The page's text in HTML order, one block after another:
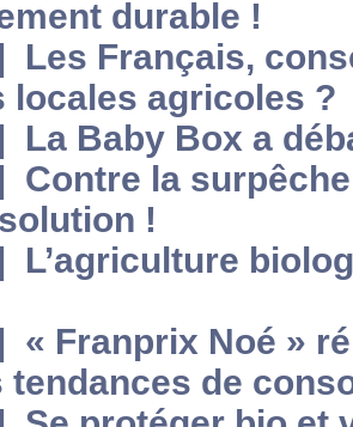
durable !
Les Français,
locales agricoles ?
La Baby Box a
Contre la
!
L’agriculture
« Franprix Noé »
tendances de